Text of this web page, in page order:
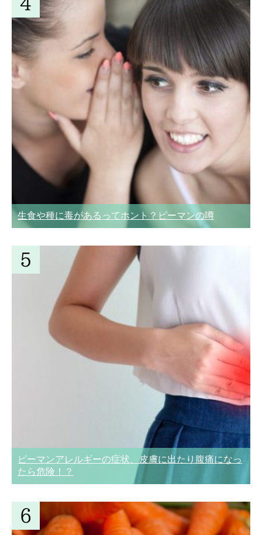
生食や種に毒があるってホント？ピーマンの噂
ピーマンアレルギーの症状、皮膚に出たり腹痛になっ
たら危険！？